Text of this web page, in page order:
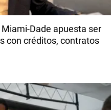
Miami-Dade apuesta ser
con créditos, contratos